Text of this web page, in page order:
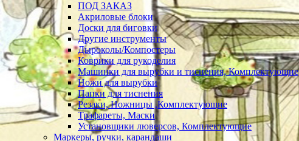
ПОД ЗАКАЗ
Акриловые блоки
Доски для биговки
Другие инструменты
Дыроколы/Компостеры
Коврики для рукоделия
Машинки для вырубки и тиснения, Комплектующие
Ножи для вырубки
Папки для тиснения
Резаки, Ножницы ,Комплектующие
Трафареты, Маски
Установщики люверсов, Комплектующие
Маркеры, ручки, карандаши